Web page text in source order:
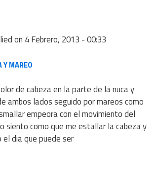
on 4 Febrero, 2013 - 00:33
Y MAREO
de cabeza en la parte de la nuca y
ambos lados seguido por mareos como
empeora con el movimiento del
siento como que me estallar la cabeza y
dia que puede ser